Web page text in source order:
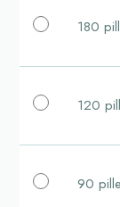
180
120
90